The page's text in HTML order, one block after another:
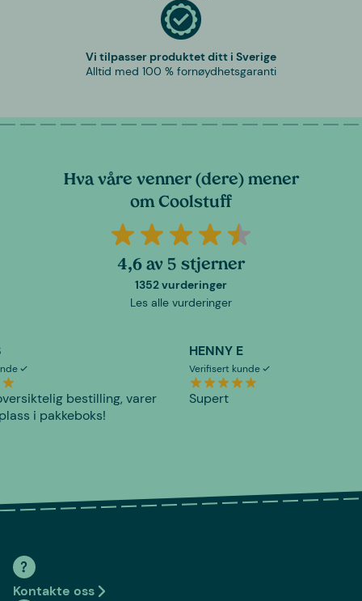
Vi tilpasser produktet ditt i Sverige
Alltid med 100 % fornøydhetsgaranti
Hva våre venner (dere) mener
om Coolstuff
4,6 av 5 stjerner
1352 vurderinger
Les alle vurderinger
bestilling, varer
i pakkeboks!
HENNY E
Verifisert kunde
Supert
Kontakte oss